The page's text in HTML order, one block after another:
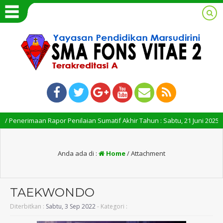
Rapor Penilaian Sumatif Akhir Tahun : Sabtu, 21 Juni 2025,
Anda ada di : Home/ Attachment
TAEKWONDO
Diterbitkan : Sabtu, 3 Sep 2022- Kategori :